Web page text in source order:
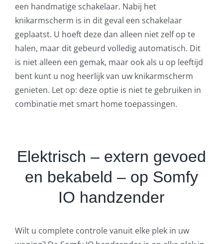
een handmatige schakelaar. Nabij het
knikarmscherm is in dit geval een schakelaar
geplaatst. U hoeft deze dan alleen niet zelf op te
halen, maar dit gebeurd volledig automatisch. Dit
is niet alleen een gemak, maar ook als u op leeftijd
bent kunt u nog heerlijk van uw knikarmscherm
genieten. Let op: deze optie is niet te gebruiken in
combinatie met smart home toepassingen.
Elektrisch – extern gevoed
en bekabeld – op Somfy
IO handzender
Wilt u complete controle vanuit elke plek in uw